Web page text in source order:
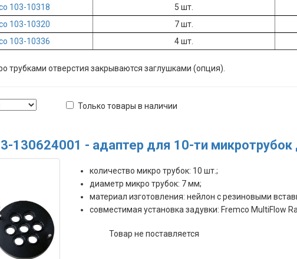
103-10318
5 шт.
103-10320
7 шт.
103-10336
4 шт.
трубками отверстия закрываются заглушками (опция).
Только товары в наличии
130624001 - адаптер для 10-ти
количество микро трубок: 10 шт.;
диаметр микро трубок: 7 мм;
материал изготовления: нейлон с резиновыми
совместимая установка задувки: Fremco MultiFlow
Товар не поставляется